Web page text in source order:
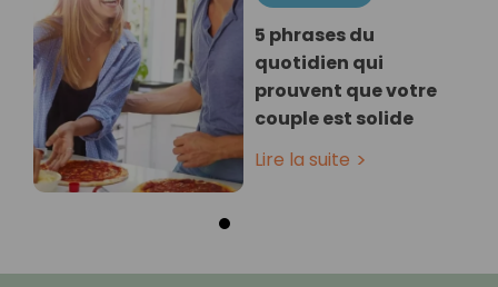
5 phrases du
quotidien qui
prouvent que votre
couple est solide
Lire la suite